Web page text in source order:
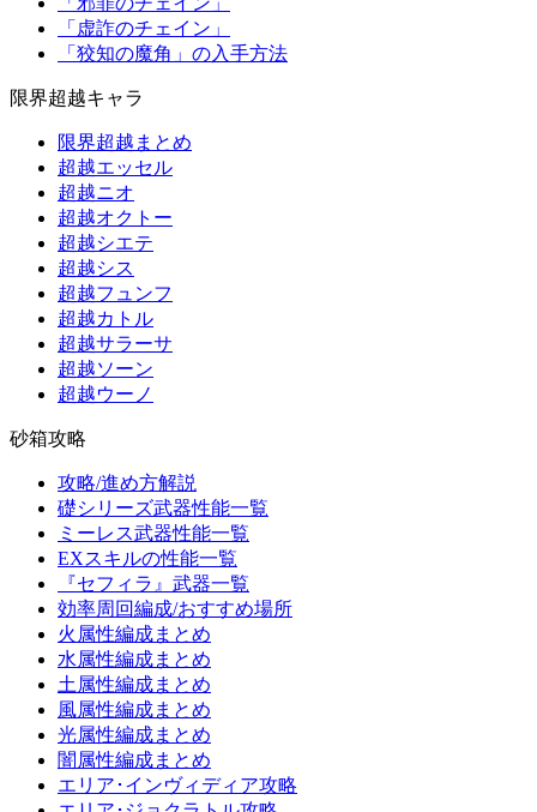
「虚詐のチェイン」
「狡知の魔角」の入手方法
限界超越キャラ
限界超越まとめ
超越エッセル
超越ニオ
超越オクトー
超越シエテ
超越シス
超越フュンフ
超越カトル
超越サラーサ
超越ソーン
超越ウーノ
砂箱攻略
攻略/進め方解説
礎シリーズ武器性能一覧
ミーレス武器性能一覧
EXスキルの性能一覧
『セフィラ』武器一覧
効率周回編成/おすすめ場所
火属性編成まとめ
水属性編成まとめ
土属性編成まとめ
風属性編成まとめ
光属性編成まとめ
闇属性編成まとめ
エリア･インヴィディア攻略